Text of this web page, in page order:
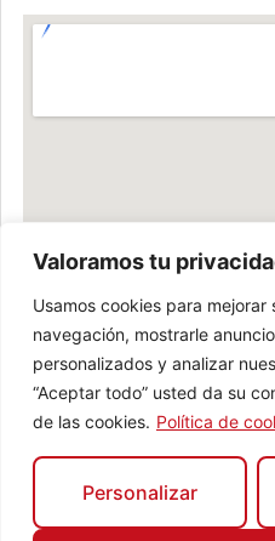
Valoramos tu
Usamos cookies para
navegación, mostrarle
personalizados y analizar
“Aceptar todo” usted da su
de las cookies. Política de
Personalizar